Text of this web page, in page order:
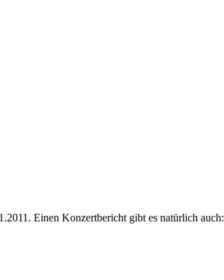
Einen Konzertbericht gibt es natürlich auch: